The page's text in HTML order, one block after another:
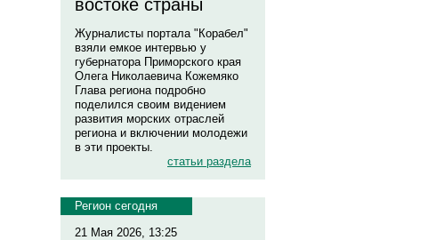
востоке страны
Журналисты портала "Корабел"
взяли емкое интервью у
губернатора Приморского края
Олега Николаевича Кожемяко
Глава региона подробно
поделился своим видением
развития морских отраслей
региона и включении молодежи
в эти проекты.
статьи раздела
Регион сегодня
21 Мая 2026, 13:25